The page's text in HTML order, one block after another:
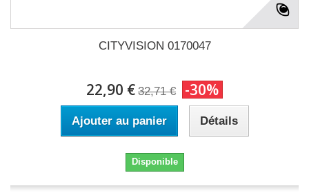
CITYVISION 0170047
22,90 € 32,71 € -30%
Ajouter au panier Détails
Disponible